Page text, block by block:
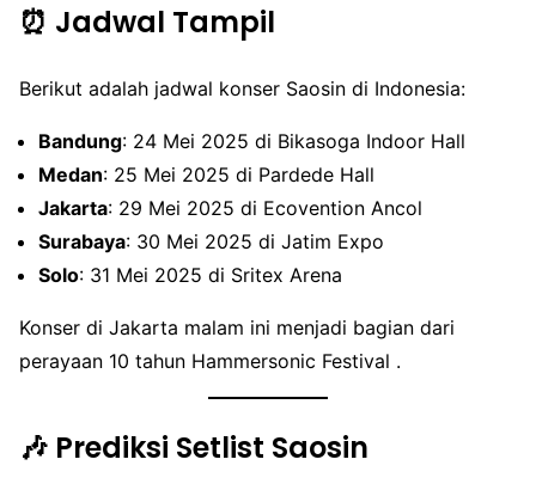
⏰ Jadwal Tampil
Berikut adalah jadwal konser Saosin di Indonesia:
Bandung: 24 Mei 2025 di Bikasoga Indoor Hall
Medan: 25 Mei 2025 di Pardede Hall
Jakarta: 29 Mei 2025 di Ecovention Ancol
Surabaya: 30 Mei 2025 di Jatim Expo
Solo: 31 Mei 2025 di Sritex Arena
Konser di Jakarta malam ini menjadi bagian dari
perayaan 10 tahun Hammersonic Festival .
🎶 Prediksi Setlist Saosin